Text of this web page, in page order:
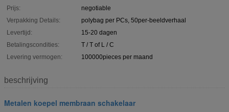
Prijs:
negotiable
Verpakking Details:
polybag per PCs, 50per-beeldverhaal
Levertijd:
15-20 dagen
Betalingscondities:
T / T of L / C
Levering vermogen:
100000pieces per maand
beschrijving
Metalen koepel membraan schakelaar